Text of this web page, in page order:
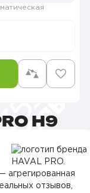
H9
агрегированная
отзывов,